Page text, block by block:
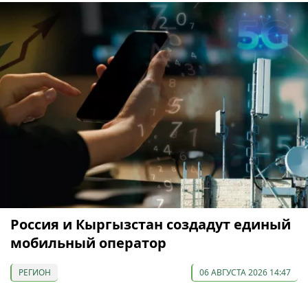
Россия и Кыргызстан создадут единый
мобильный оператор
РЕГИОН 06 АВГУСТА 2026 14:47